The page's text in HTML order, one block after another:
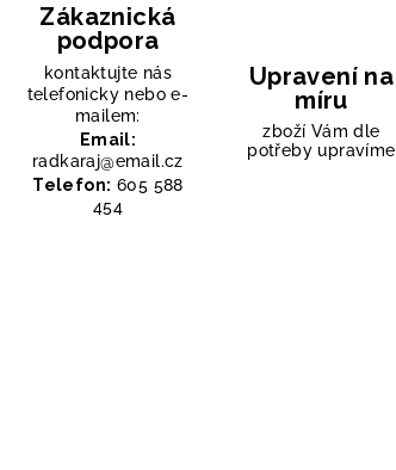
Zákaznická
podpora
kontaktujte nás
telefonicky nebo e-
mailem:
Email:
radkaraj@email.cz
Telefon: 605 588
454
Upravení na
míru
zboží Vám dle
potřeby upravíme